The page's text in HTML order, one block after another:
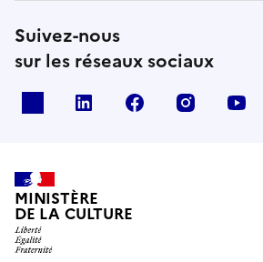
Suivez-nous
sur les réseaux sociaux
linkedin facebook instagram
MINISTÈRE
DE LA CULTURE